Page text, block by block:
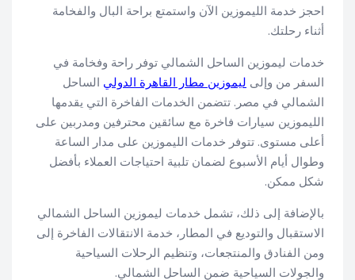
احجز خدمة الليموزين الآن واستمتع براحة البال والفخامة
أثناء رحلتك.
خدمات ليموزين الساحل الشمالي توفر راحة وفخامة في
السفر من وإلى ليموزين مطار القاهرة الدولي الساحل
الشمالي في مصر. تتضمن الخدمات الفاخرة التي يقدمها
الليموزين سيارات فاخرة مع سائقين محترفين ومدربين على
أعلى مستوى. تتوفر خدمات الليموزين على مدار الساعة
وطوال أيام الأسبوع لضمان تلبية احتياجات العملاء بأفضل
شكل ممكن.
بالإضافة إلى ذلك، تشمل خدمات ليموزين الساحل الشمالي
الاستقبال والتوديع في المطار، خدمة الانتقالات الفاخرة إلى
ومن الفنادق والمنتجعات، وتنظيم الرحلات السياحية
والجولات السياحية ضمن الساحل الشمالي.